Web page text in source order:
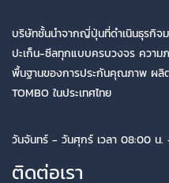
บริษัทชั้นนำจากญี่ปุ่นที่ดำเนินธุรกิจ
ปะเก็น-ซีลทุกแบบครบวงจร ความ
พื้นฐานของการประกันคุณภาพ ผ
TOMBO ในประเทศไทย
วันจันทร์ - วันศุกร์ เวลา 08:00 น.
ติดต่อเรา